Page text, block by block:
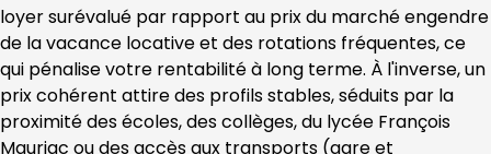
loyer surévalué par rapport au prix du marché engendre
de la vacance locative et des rotations fréquentes, ce
qui pénalise votre rentabilité à long terme. À l'inverse, un
prix cohérent attire des profils stables, séduits par la
proximité des écoles, des collèges, du lycée François
Mauriac ou des accès aux transports (gare et